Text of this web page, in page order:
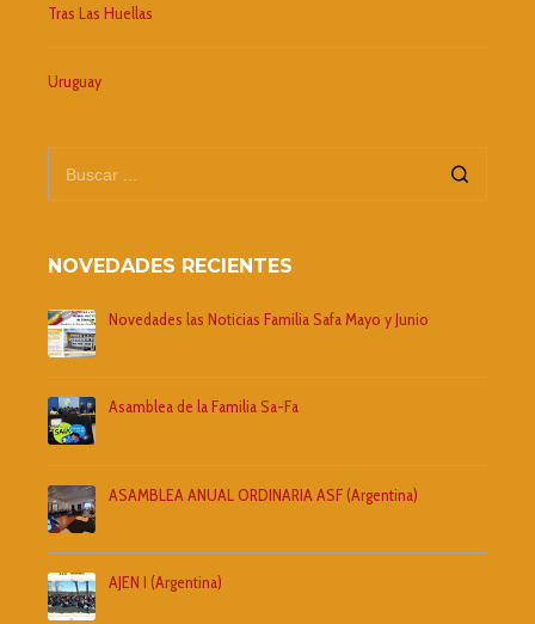
Tras Las Huellas
Uruguay
NOVEDADES RECIENTES
Novedades las Noticias Familia Safa Mayo y Junio
Asamblea de la Familia Sa-Fa
ASAMBLEA ANUAL ORDINARIA ASF (Argentina)
AJEN I (Argentina)